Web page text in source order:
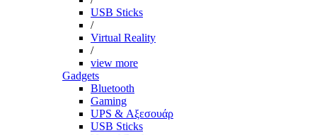
USB Sticks
/
Virtual Reality
/
view more
Gadgets
Bluetooth
Gaming
UPS & Αξεσουάρ
USB Sticks